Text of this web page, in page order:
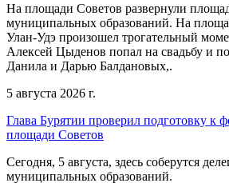
На площади Советов развернули
муниципальных образований. На
Улан-Удэ произошел трогательный
Алексей Цыденов попал на свадьбу и
Данила и Дарью Балдановых,.
5 августа 2026 г.
Глава Бурятии проверил подготовку к
площади Советов
Сегодня, 5 августа, здесь соберутся
муниципальных образований.